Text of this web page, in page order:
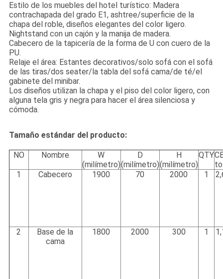
Estilo de los muebles del hotel turístico: Madera
contrachapada del grado E1, ashtree/superficie de la
chapa del roble, diseños elegantes del color ligero.
Nightstand con un cajón y la manija de madera.
Cabecero de la tapicería de la forma de U con cuero de la
PU.
Relaje el área: Estantes decorativos/solo sofá con el sofá
de las tiras/dos seater/la tabla del sofá cama/de té/el
gabinete del minibar.
Los diseños utilizan la chapa y el piso del color ligero, con
alguna tela gris y negra para hacer el área silenciosa y
cómoda.
Tamaño estándar del producto:
NO Nombre
W
(milímetro)
D
(milímetro)
H
(milímetro)
QTY
1
Cabecero 1900 70 2000 1
2
Base de la
cama
1800 2000 300 1